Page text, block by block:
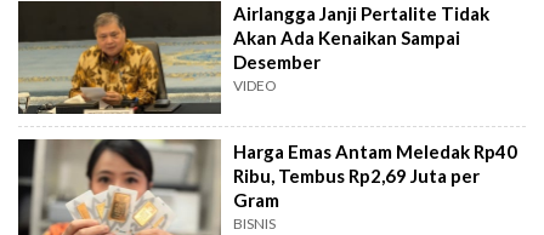
Airlangga Janji Pertalite Tidak
Akan Ada Kenaikan Sampai
Desember
VIDEO
Harga Emas Antam Meledak Rp40
Ribu, Tembus Rp2,69 Juta per
Gram
BISNIS